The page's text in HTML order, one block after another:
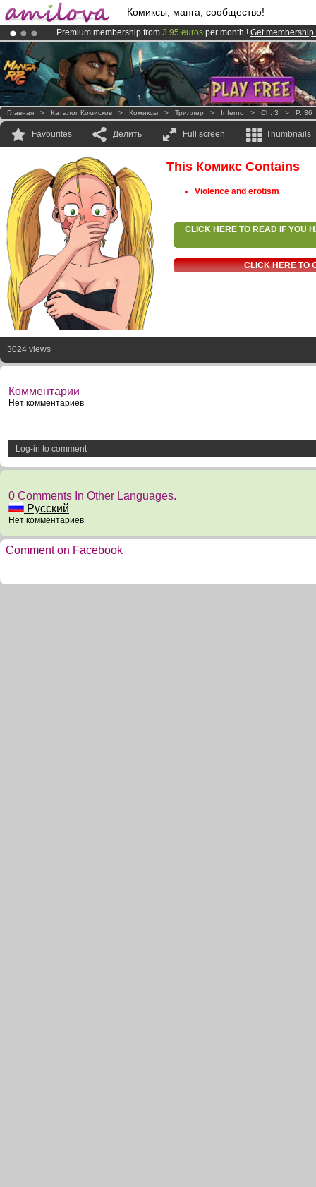
Комиксы, манга, сообщество!
Premium membership from 3.95 euros per month ! Get membership
AmilovaKickstarter is now LIVE!.
Already 100000 membersand 1000 comics & mangas!.
Главная > Каталог Комисков > Комиксы > Триллер > Inferno > Ch. 3 > P. 36
Favourites Делить Full screen Thumbnails
This Комикс Contains
Violence and erotism
CLICK HERE TO READ IF YOU
CLICK HERE TO
3024 views
Комментарии
Нет комментариев
Log-in to comment
0 Comments In Other Languages.
Русский
Нет комментариев
Comment on Facebook